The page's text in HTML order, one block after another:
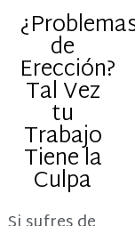
de
Erección?
Tal Vez
tu
Trabajo
Tiene la
Culpa